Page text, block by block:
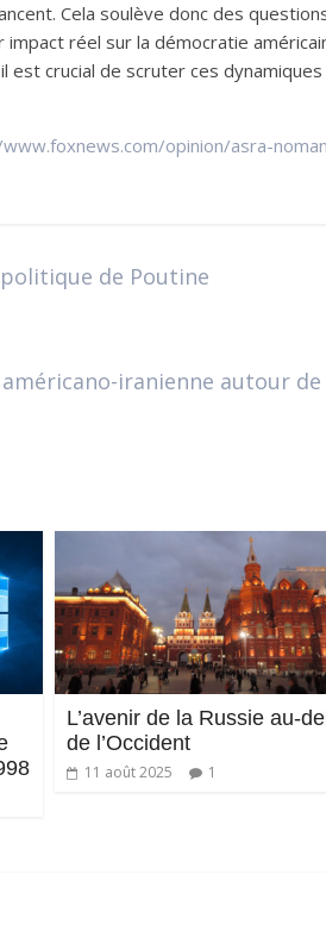
Cela soulève donc des
réel sur la démocratie
est crucial de scruter ces dynamiques
opinion/asra-
de Poutine
iranienne autour de
L’avenir de la Russie au-
de l’Occident
11 août 2025 1